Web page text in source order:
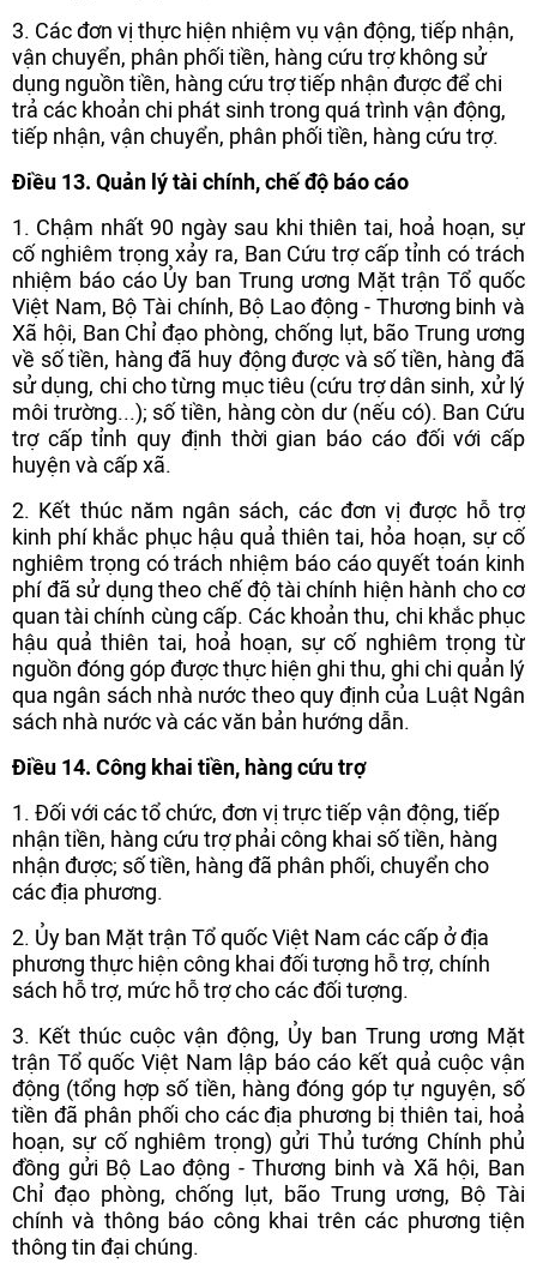
3. Các đơn vị thực hiện nhiệm vụ vận động, tiếp nhận,
vận chuyển, phân phối tiền, hàng cứu trợ không sử
dụng nguồn tiền, hàng cứu trợ tiếp nhận được để chi
trả các khoản chi phát sinh trong quá trình vận động,
tiếp nhận, vận chuyển, phân phối tiền, hàng cứu trợ.
Điều 13. Quản lý tài chính, chế độ báo cáo
1. Chậm nhất 90 ngày sau khi thiên tai, hoả hoạn, sự
cố nghiêm trọng xảy ra, Ban Cứu trợ cấp tỉnh có trách
nhiệm báo cáo Ủy ban Trung ương Mặt trận Tổ quốc
Việt Nam, Bộ Tài chính, Bộ Lao động - Thương binh và
Xã hội, Ban Chỉ đạo phòng, chống lụt, bão Trung ương
về số tiền, hàng đã huy động được và số tiền, hàng đã
sử dụng, chi cho từng mục tiêu (cứu trợ dân sinh, xử lý
môi trường...); số tiền, hàng còn dư (nếu có). Ban Cứu
trợ cấp tỉnh quy định thời gian báo cáo đối với cấp
huyện và cấp xã.
2. Kết thúc năm ngân sách, các đơn vị được hỗ trợ
kinh phí khắc phục hậu quả thiên tai, hỏa hoạn, sự cố
nghiêm trọng có trách nhiệm báo cáo quyết toán kinh
phí đã sử dụng theo chế độ tài chính hiện hành cho cơ
quan tài chính cùng cấp. Các khoản thu, chi khắc phục
hậu quả thiên tai, hoả hoạn, sự cố nghiêm trọng từ
nguồn đóng góp được thực hiện ghi thu, ghi chi quản lý
qua ngân sách nhà nước theo quy định của Luật Ngân
sách nhà nước và các văn bản hướng dẫn.
Điều 14. Công khai tiền, hàng cứu trợ
1. Đối với các tổ chức, đơn vị trực tiếp vận động, tiếp
nhận tiền, hàng cứu trợ phải công khai số tiền, hàng
nhận được; số tiền, hàng đã phân phối, chuyển cho
các địa phương.
2. Ủy ban Mặt trận Tổ quốc Việt Nam các cấp ở địa
phương thực hiện công khai đối tượng hỗ trợ, chính
sách hỗ trợ, mức hỗ trợ cho các đối tượng.
3. Kết thúc cuộc vận động, Ủy ban Trung ương Mặt
trận Tổ quốc Việt Nam lập báo cáo kết quả cuộc vận
động (tổng hợp số tiền, hàng đóng góp tự nguyện, số
tiền đã phân phối cho các địa phương bị thiên tai, hoả
hoạn, sự cố nghiêm trọng) gửi Thủ tướng Chính phủ
đồng gửi Bộ Lao động - Thương binh và Xã hội, Ban
Chỉ đạo phòng, chống lụt, bão Trung ương, Bộ Tài
chính và thông báo công khai trên các phương tiện
thông tin đại chúng.